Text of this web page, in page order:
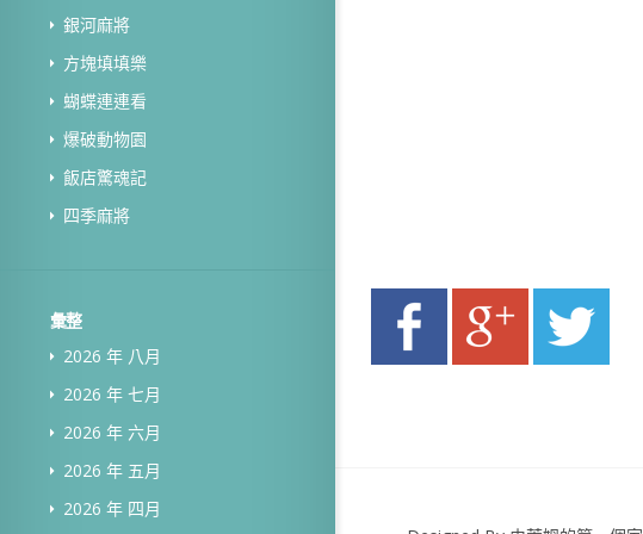
銀河麻將
方塊填填樂
蝴蝶連連看
爆破動物園
飯店驚魂記
四季麻將
彙整
2026 年 八月
2026 年 七月
2026 年 六月
2026 年 五月
2026 年 四月